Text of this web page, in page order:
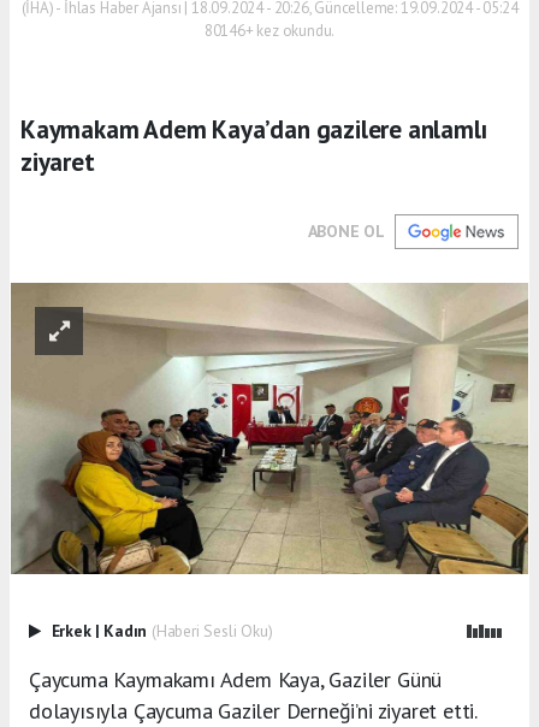
(İHA) - İhlas Haber Ajansı | 18.09.2024 - 20:26, Güncelleme: 19.09.2024 - 05:24
80146+ kez okundu.
Kaymakam Adem Kaya’dan gazilere anlamlı
ziyaret
ABONE OL
Erkek | Kadın (Haberi Sesli Oku)
Çaycuma Kaymakamı Adem Kaya, Gaziler Günü
dolayısıyla Çaycuma Gaziler Derneği’ni ziyaret etti.